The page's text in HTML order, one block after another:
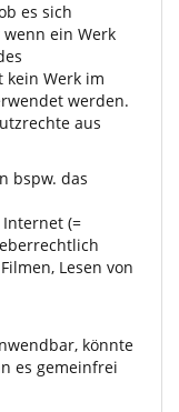
es sich
ein Werk
kein Werk im
werden.
aus
bspw. das
(=
Lesen von
könnte
es gemeinfrei